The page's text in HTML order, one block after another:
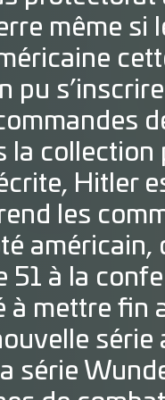
même si
pu
collection
Hitler
les
51 à la
à mettre fin
série
série